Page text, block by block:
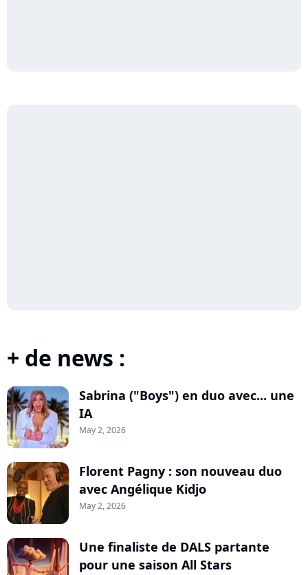
+ de news :
Sabrina ("Boys") en duo avec... une
IA
May 2, 2026
Florent Pagny : son nouveau duo
avec Angélique Kidjo
May 2, 2026
Une finaliste de DALS partante
pour une saison All Stars